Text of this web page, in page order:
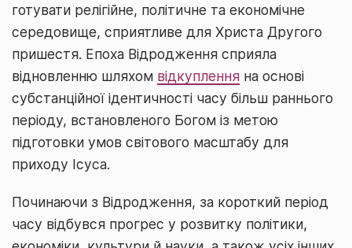
готувати релігійне, політичне та економічне
середовище, сприятливе для Христа Другого
пришестя. Епоха Відродження сприяла
відновленню шляхом відкуплення на основі
субстанційної ідентичності часу більш раннього
періоду, встановленого Богом із метою
підготовки умов світового масштабу для
приходу Ісуса.
Починаючи з Відродження, за короткий період
часу відбувся прогрес у розвитку політики,